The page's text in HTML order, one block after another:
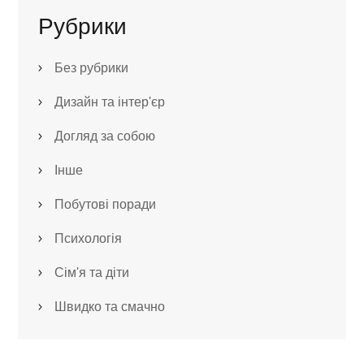
Рубрики
Без рубрики
Дизайн та інтер'єр
Догляд за собою
Інше
Побутові поради
Психологія
Сім'я та діти
Швидко та смачно